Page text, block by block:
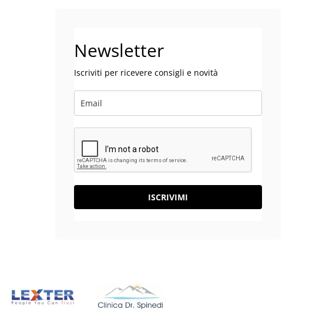
Newsletter
Iscriviti per ricevere consigli e novità
ISCRIVIMI